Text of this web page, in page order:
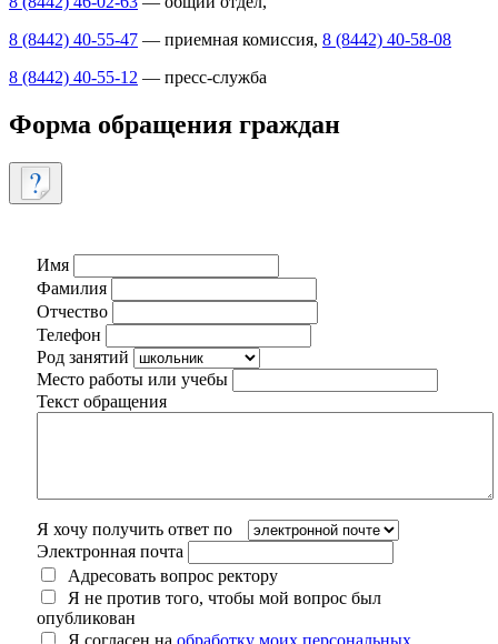
8 (8442) 40-55-47 — приемная комиссия, 8 (8442) 40-58-08
8 (8442) 40-55-12 — пресс-служба
Форма обращения граждан
Имя
Фамилия
Отчество
Телефон
Род занятий
Место работы или учебы
Текст обращения
Я хочу получить ответ по
Электронная почта
Адресовать вопрос ректору
Я не против того, чтобы мой вопрос был
опубликован